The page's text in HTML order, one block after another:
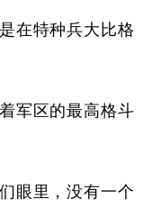
在特种兵大比格
军区的最高格斗
眼里，没有一个